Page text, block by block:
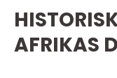
AFRIKAS